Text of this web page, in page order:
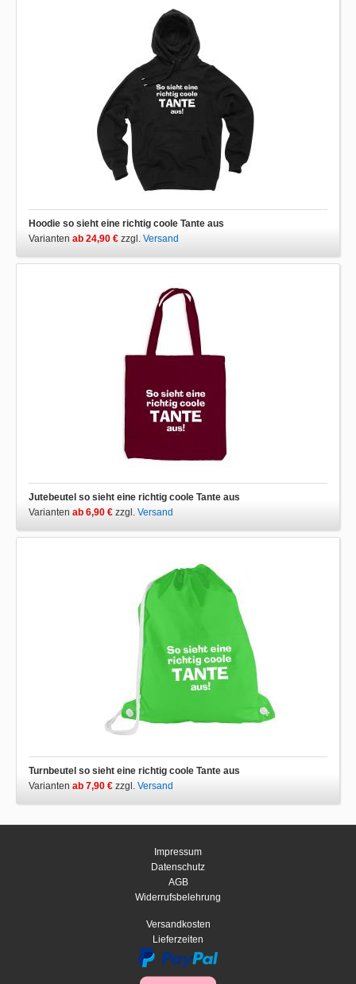
Hoodie so sieht eine richtig coole Tante aus
Varianten ab 24,90 € zzgl. Versand
Jutebeutel so sieht eine richtig coole Tante aus
Varianten ab 6,90 € zzgl. Versand
Turnbeutel so sieht eine richtig coole Tante aus
Varianten ab 7,90 € zzgl. Versand
Impressum
Datenschutz
AGB
Widerrufsbelehrung
Versandkosten
Lieferzeiten